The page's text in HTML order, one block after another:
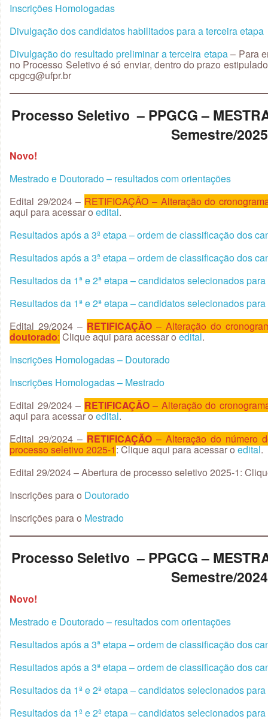
Inscrições Homologadas
Divulgação dos candidatos habilitados para a terceira etapa
Divulgação do resultado preliminar a terceira etapa– Para
no Processo Seletivo é só enviar, dentro do prazo
cpgcg@ufpr.br
Processo Seletivo – PPGCG –
Semestre/2025
Novo!
Mestrado e Doutorado – resultados com orientações
Edital 29/2024 – RETIFICAÇÃO – Alteração do
aqui para acessar oedital.
Resultados após a 3ª etapa – ordem de classificação dos
Resultados após a 3ª etapa – ordem de classificação dos
Resultados da 1ª e 2ª etapa – candidatos selecionados
Resultados da 1ª e 2ª etapa – candidatos selecionados
Edital 29/2024 – RETIFICAÇÃO– Alteração do
doutorado: Clique aqui para acessar oedital.
Inscrições Homologadas – Doutorado
Inscrições Homologadas – Mestrado
Edital 29/2024 – RETIFICAÇÃO– Alteração do
aqui para acessar oedital.
Edital 29/2024 – RETIFICAÇÃO – Alteração do número
processo seletivo 2025-1: Clique aqui para acessar oedital.
Edital 29/2024 – Abertura de processo seletivo 2025-1:
Inscrições para o Doutorado
Inscrições para o Mestrado
Processo Seletivo – PPGCG –
Semestre/2024
Novo!
Mestrado e Doutorado – resultados com orientações
Resultados após a 3ª etapa – ordem de classificação dos
Resultados após a 3ª etapa – ordem de classificação dos
Resultados da 1ª e 2ª etapa – candidatos selecionados
Resultados da 1ª e 2ª etapa – candidatos selecionados